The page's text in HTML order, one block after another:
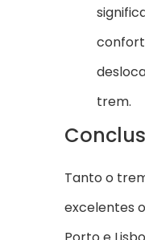
trem.
Tanto o
excelentes